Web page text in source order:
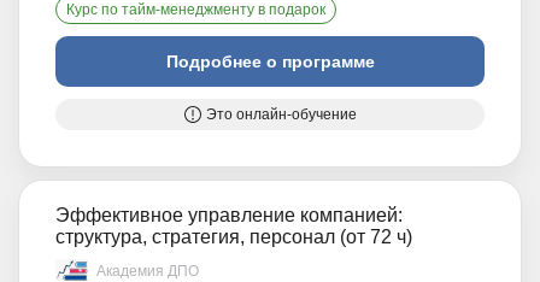
Курс по тайм-менеджменту в подарок
Подробнее о программе
Это онлайн-обучение
Эффективное управление компанией:
структура, стратегия, персонал (от 72 ч)
Академия ДПО